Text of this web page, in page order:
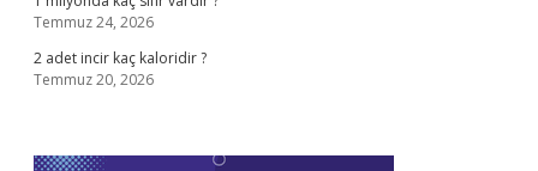
Temmuz 24, 2026
2 adet incir kaç kaloridir ?
Temmuz 20, 2026